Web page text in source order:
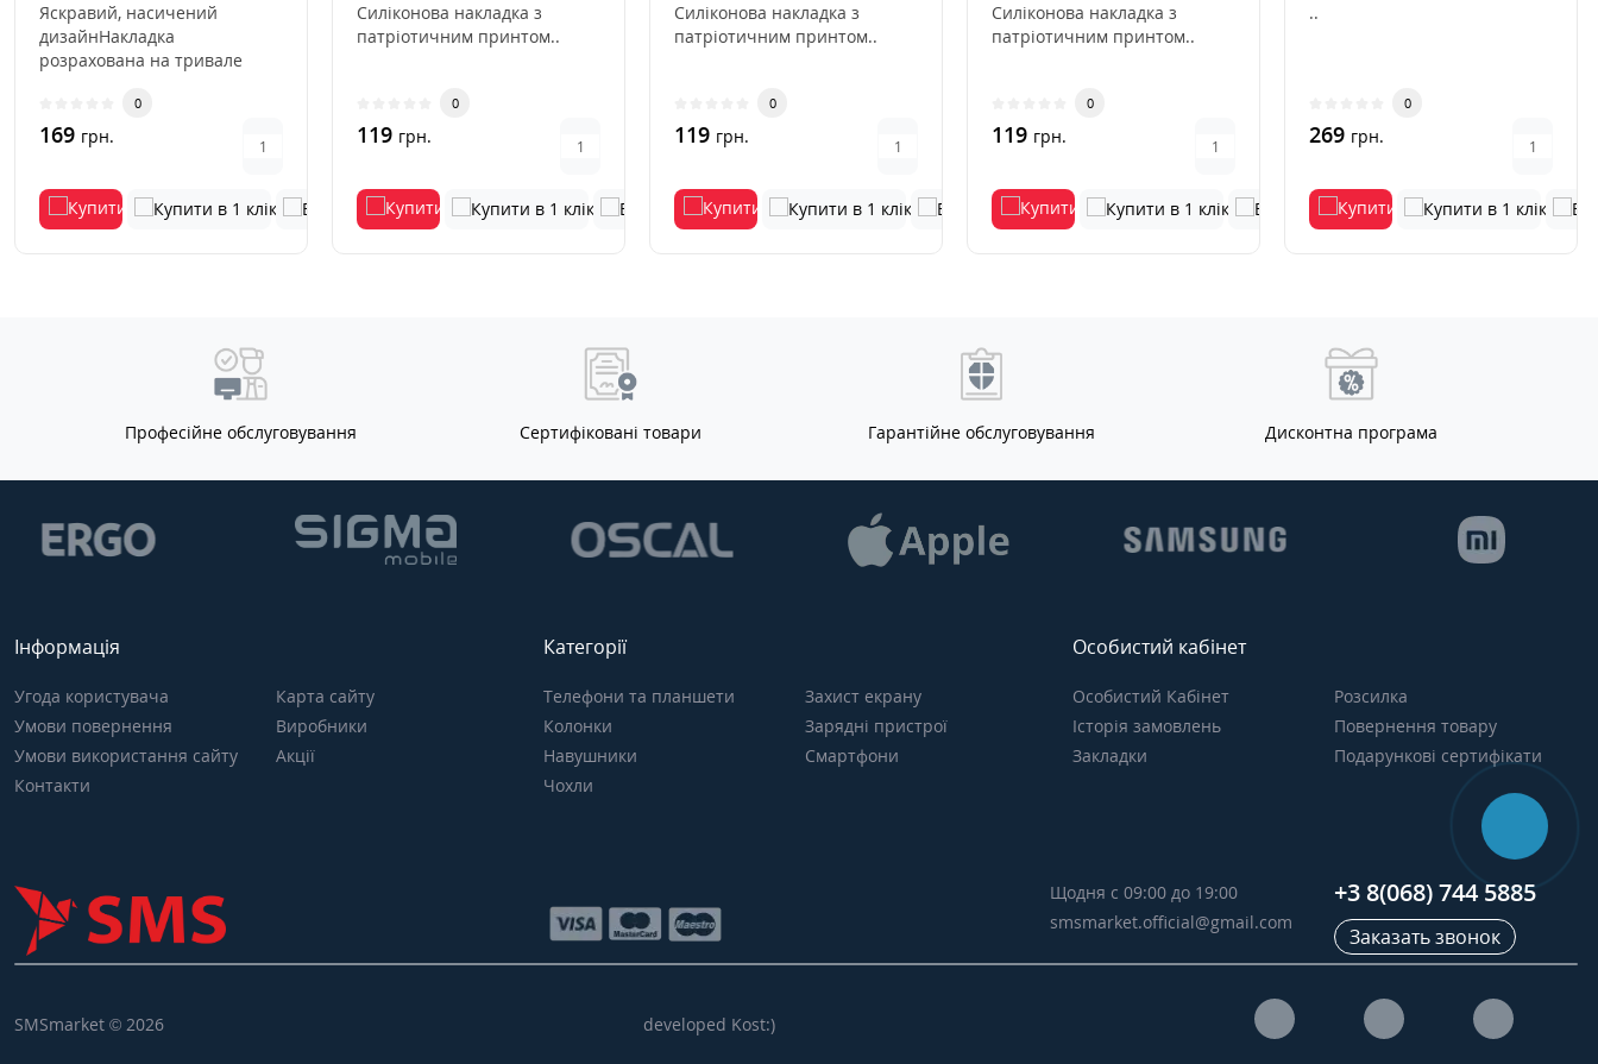
Яскравий, насичений
дизайнНакладка
розрахована на тривале
деформація та виц..
0
169 грн.
Силіконова накладка з
патріотичним принтом..
0
119 грн.
Силіконова накладка з
патріотичним принтом..
0
119 грн.
Силіконова накладка з
патріотичним принтом..
0
119 грн.
..
0
269 грн.
Професійне обслуговування Сертифіковані товари Гарантійне обслуговування Дисконтна програма
Інформація
Угода користувача
Умови повернення
Умови використання сайту
Контакти
Карта сайту
Виробники
Акції
Категорії
Телефони та планшети
Колонки
Навушники
Чохли
Захист екрану
Зарядні пристрої
Смартфони
Особистий кабінет
Особистий Кабінет
Історія замовлень
Закладки
Розсилка
Повернення товару
Подарункові сертифікати
Щодня с 09:00 до 19:00
smsmarket.official@gmail.com
+3 8(068) 744 5885
Заказать звонок
SMSmarket © 2026 developed Kost:)